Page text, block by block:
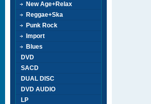
New Age+Relax
Reggae+Ska
Punk Rock
Import
Blues
DVD
SACD
DUAL DISC
DVD AUDIO
LP